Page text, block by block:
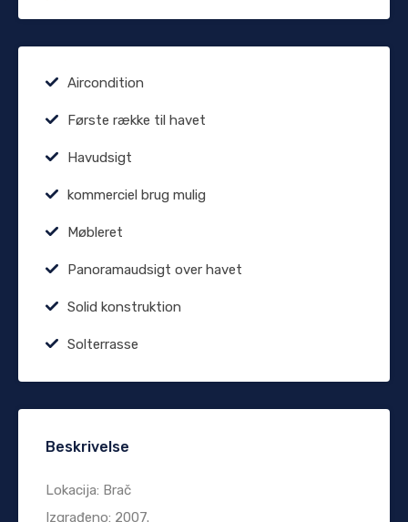
Aircondition
Første række til havet
Havudsigt
kommerciel brug mulig
Møbleret
Panoramaudsigt over havet
Solid konstruktion
Solterrasse
Beskrivelse
Lokacija: Brač
Izgrađeno: 2007.